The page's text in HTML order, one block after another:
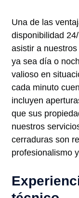
Una de las
disponibilidad
asistir a
ya sea día o
valioso en
cada minuto
incluyen
que sus
nuestros
cerraduras son
profesionalismo